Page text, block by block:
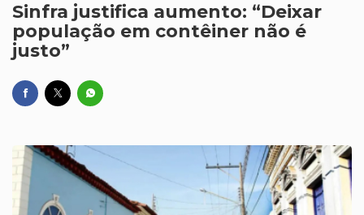
Sinfra justifica aumento: “Deixar
população em contêiner não é
justo”